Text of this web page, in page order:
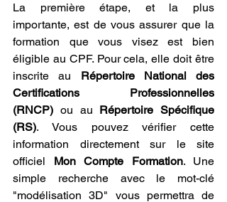
La première étape, et la plus
importante, est de vous assurer que la
formation que vous visez est bien
éligible au CPF. Pour cela, elle doit être
inscrite au Répertoire National des
Certifications Professionnelles
(RNCP) ou au Répertoire Spécifique
(RS). Vous pouvez vérifier cette
information directement sur le site
officiel Mon Compte Formation. Une
simple recherche avec le mot-clé
"modélisation 3D" vous permettra de